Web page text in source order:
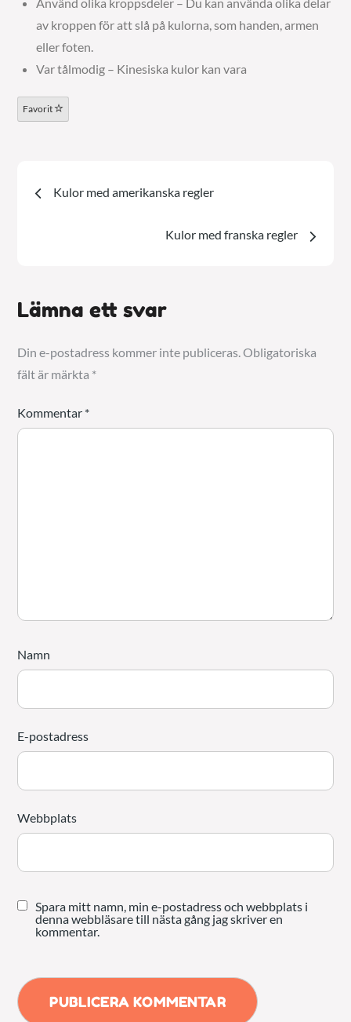
av kroppen för att slå på kulorna, som handen, armen
eller foten.
Var tålmodig – Kinesiska kulor kan vara
Favorit
Inläggsnavigering
Kulor med amerikanska regler
Kulor med franska regler
Lämna ett svar
Din e-postadress kommer inte publiceras.Obligatoriska
fält är märkta *
Kommentar *
Namn
E-postadress
Webbplats
Spara mitt namn, min e-postadress och webbplats i
denna webbläsare till nästa gång jag skriver en
kommentar.